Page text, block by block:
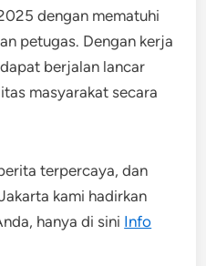
dengan mematuhi
petugas. Dengan kerja
berjalan lancar
masyarakat secara
terpercaya, dan
kami hadirkan
hanya di sini Info